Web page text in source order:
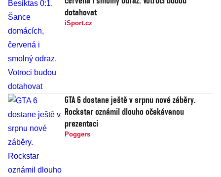
dotahovat
iSport.cz
GTA 6 dostane ještě v srpnu nové záběry.
Rockstar oznámil dlouho očekávanou
prezentaci
Poggers